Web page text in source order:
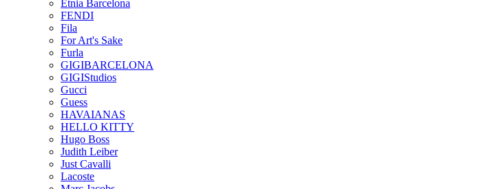
Etnia Barcelona
FENDI
Fila
For Art's Sake
Furla
GIGIBARCELONA
GIGIStudios
Gucci
Guess
HAVAIANAS
HELLO KITTY
Hugo Boss
Judith Leiber
Just Cavalli
Lacoste